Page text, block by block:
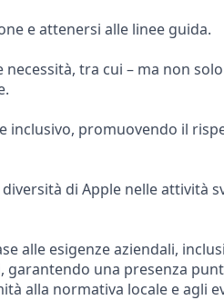
e attenersi alle linee guida.
tra cui – ma non
inclusivo, promuovendo il
di Apple nelle attività
alle esigenze aziendali,
una presenza
alla normativa locale e agli